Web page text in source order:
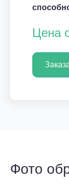
Цена
Фото